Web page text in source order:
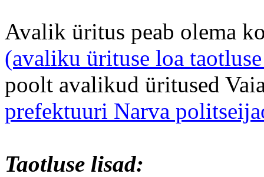
Avalik üritus peab olema
(avaliku ürituse loa
poolt avalikud üritused
prefektuuri Narva
Taotluse lisad: